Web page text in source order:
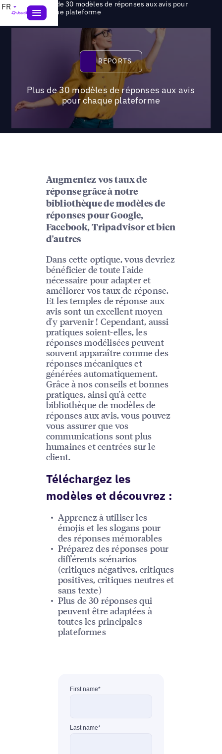
FR Reports>Plus de 30 modèles de réponses aux avis pour
chaque plateforme
Reports
REPORTS
Plus de 30 modèles de réponses aux avis
pour chaque plateforme
Augmentez vos taux de
réponse grâce à notre
bibliothèque de modèles de
réponses pour Google,
Facebook, Tripadvisor et bien
d'autres
Dans cette optique, vous devriez
bénéficier de toute l'aide
nécessaire pour adapter et
améliorer vos taux de réponse.
Et les temples de réponse aux
avis sont un excellent moyen
d'y parvenir ! Cependant, aussi
pratiques soient-elles, les
réponses modélisées peuvent
souvent apparaître comme des
réponses mécaniques et
générées automatiquement.
Grâce à nos conseils et bonnes
pratiques, ainsi qu'à cette
bibliothèque de modèles de
réponses aux avis, vous pouvez
vous assurer que vos
communications sont plus
humaines et centrées sur le
client.
Téléchargez les
modèles et découvrez :
Apprenez à utiliser les
émojis et les slogans pour
des réponses mémorables
Préparez des réponses pour
différents scénarios
(critiques négatives, critiques
positives, critiques neutres et
sans texte)
Plus de 30 réponses qui
peuvent être adaptées à
toutes les principales
plateformes